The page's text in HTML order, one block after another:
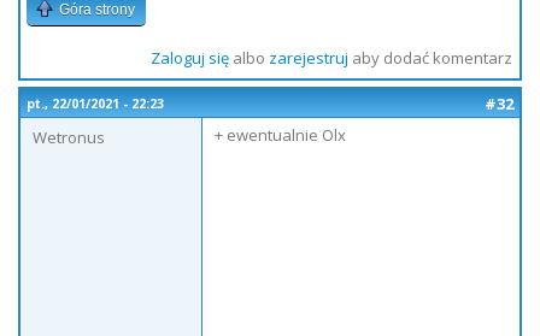
Góra strony
Zaloguj sięalbo zarejestruj aby dodać komentarz
pt., 22/01/2021 - 22:23
#32
Wetronus
+ ewentualnie Olx